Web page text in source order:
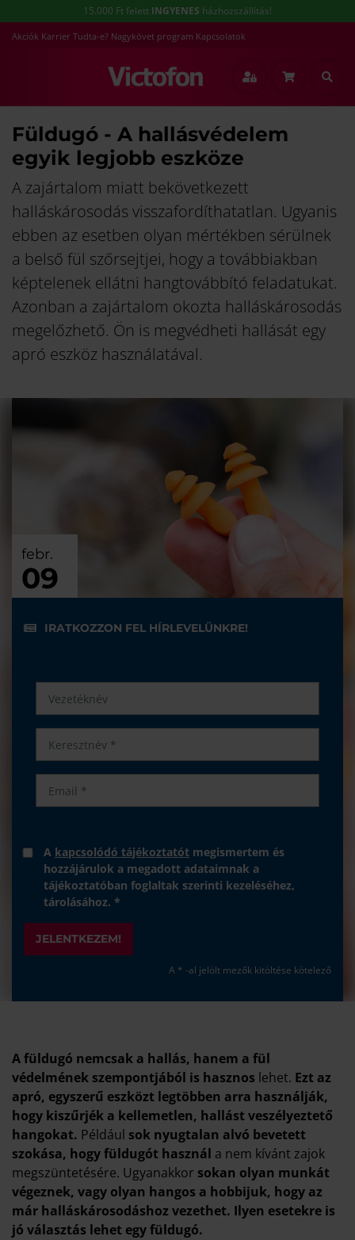
15.000 Ft felett INGYENES házhozszállítás!
Akciók Karrier Tudta-e? Nagykövet program Kapcsolatok
Füldugó - A hallásvédelem
egyik legjobb eszköze
A zajártalom miatt bekövetkezett
halláskárosodás visszafordíthatatlan. Ugyanis
ebben az esetben olyan mértékben sérülnek
a belső fül szőrsejtjei, hogy a továbbiakban
képtelenek ellátni hangtovábbító feladatukat.
Azonban a zajártalom okozta halláskárosodás
megelőzhető. Ön is megvédheti hallását egy
apró eszköz használatával.
febr.
09
IRATKOZZON FEL HÍRLEVELÜNKRE!
A kapcsolódó tájékoztatót megismertem és
hozzájárulok a megadott adataimnak a
tájékoztatóban foglaltak szerinti kezeléséhez,
tárolásához. *
JELENTKEZEM!
A * -al jelölt mezők kitöltése kötelező
A füldugó nemcsak a hallás, hanem a fül
védelmének szempontjából is hasznos lehet. Ezt az
apró, egyszerű eszközt legtöbben arra használják,
hogy kiszűrjék a kellemetlen, hallást veszélyeztető
hangokat. Például sok nyugtalan alvó bevetett
szokása, hogy füldugót használ a nem kívánt zajok
megszüntetésére. Ugyanakkor sokan olyan munkát
végeznek, vagy olyan hangos a hobbijuk, hogy az
már halláskárosodáshoz vezethet. Ilyen esetekre is
jó választás lehet egy füldugó.